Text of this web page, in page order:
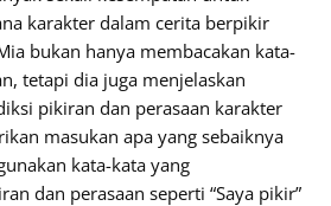
karakter dalam cerita berpikir
bukan hanya membacakan kata-
tetapi dia juga menjelaskan
pikiran dan perasaan karakter
masukan apa yang sebaiknya
kata-kata yang
dan perasaan seperti “Saya pikir”